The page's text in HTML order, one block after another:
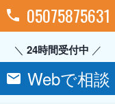
05075875631
24時間受付中
Webで相談